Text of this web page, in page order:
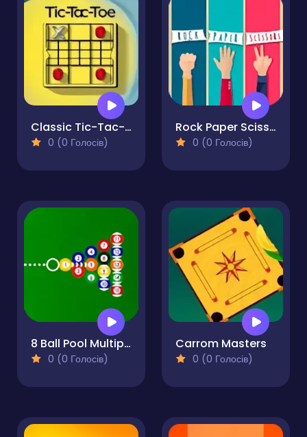
Classic Tic-Tac-Toe Online
0 (0 Голосів)
Rock Paper Scissors Multiplayer
0 (0 Голосів)
8 Ball Pool Multiplayer
0 (0 Голосів)
Carrom Masters
0 (0 Голосів)